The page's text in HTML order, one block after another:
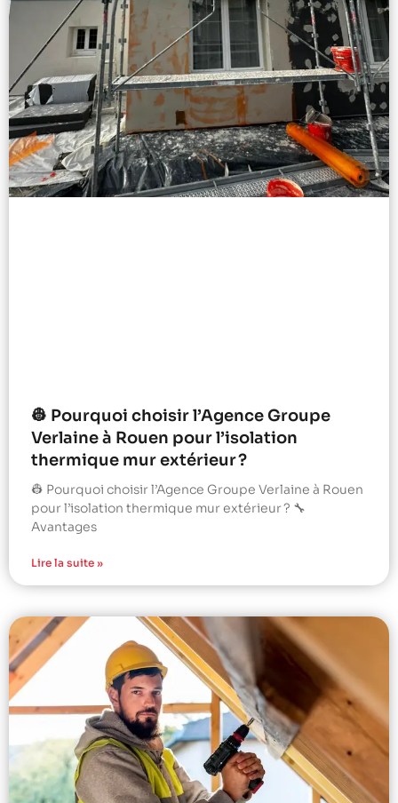
👷 Pourquoi choisir l’Agence Groupe
Verlaine à Rouen pour l’isolation
thermique mur extérieur ?
👷 Pourquoi choisir l’Agence Groupe Verlaine à Rouen
pour l’isolation thermique mur extérieur ? 🔧
Avantages
Lire la suite »